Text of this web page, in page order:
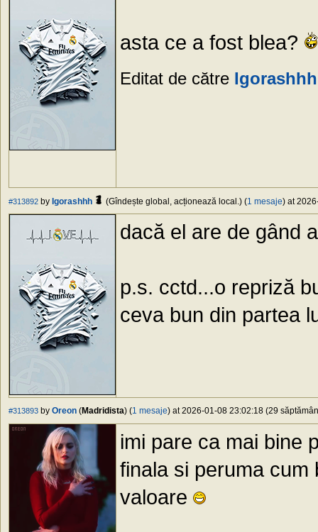
asta ce a fost blea?
Editat de către Igorashhh
#313892 by Igorashhh (Gîndește global, acționează local.) (1 mesaje) at
dacă el are de gând
p.s. cctd...o repriză
ceva bun din partea
#313893 by Oreon (Madridista) (1 mesaje) at 2026-01-08 23:02:18 (29
imi pare ca mai bine
finala si peruma
valoare